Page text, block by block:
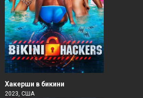
Хакерши в бикини
2023, США